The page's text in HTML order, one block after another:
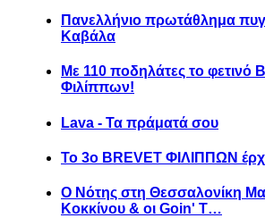
Πανελλήνιο πρωτάθλημα
Καβάλα
Με 110 ποδηλάτες το φετινό
Φιλίππων!
Lava - Τα πράματά σου
Το 3ο BREVET ΦΙΛΙΠΠΩΝ
Ο Νότης στη Θεσσαλονίκη
Κοκκίνου & οι Goin' T…